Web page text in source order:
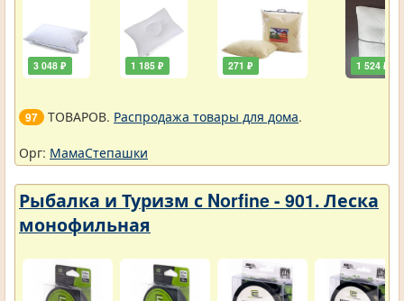
3 048 ₽ 1 185 ₽ 271 ₽ 1 524 ₽
97 ТОВАРОВ. Распродажа товары для дома.
Орг: МамаСтепашки
Рыбалка и Туризм с Norfine - 901. Леска
монофильная